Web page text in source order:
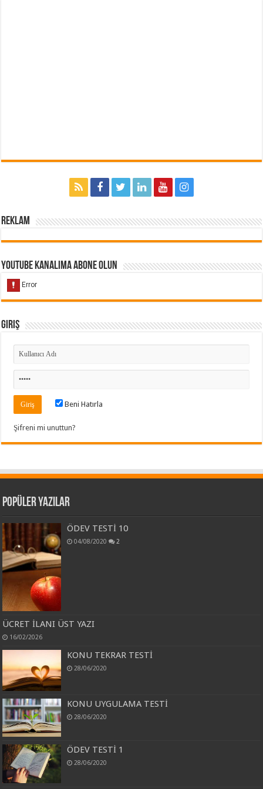
Reklam
Youtube Kanalıma Abone Olun
Giriş
Beni Hatırla
Şifreni mi unuttun?
Popüler Yazılar
ÖDEV TESTİ 10
04/08/2020 2
ÜCRET İLANI ÜST YAZI
16/02/2026
KONU TEKRAR TESTİ
28/06/2020
KONU UYGULAMA TESTİ
28/06/2020
ÖDEV TESTİ 1
28/06/2020